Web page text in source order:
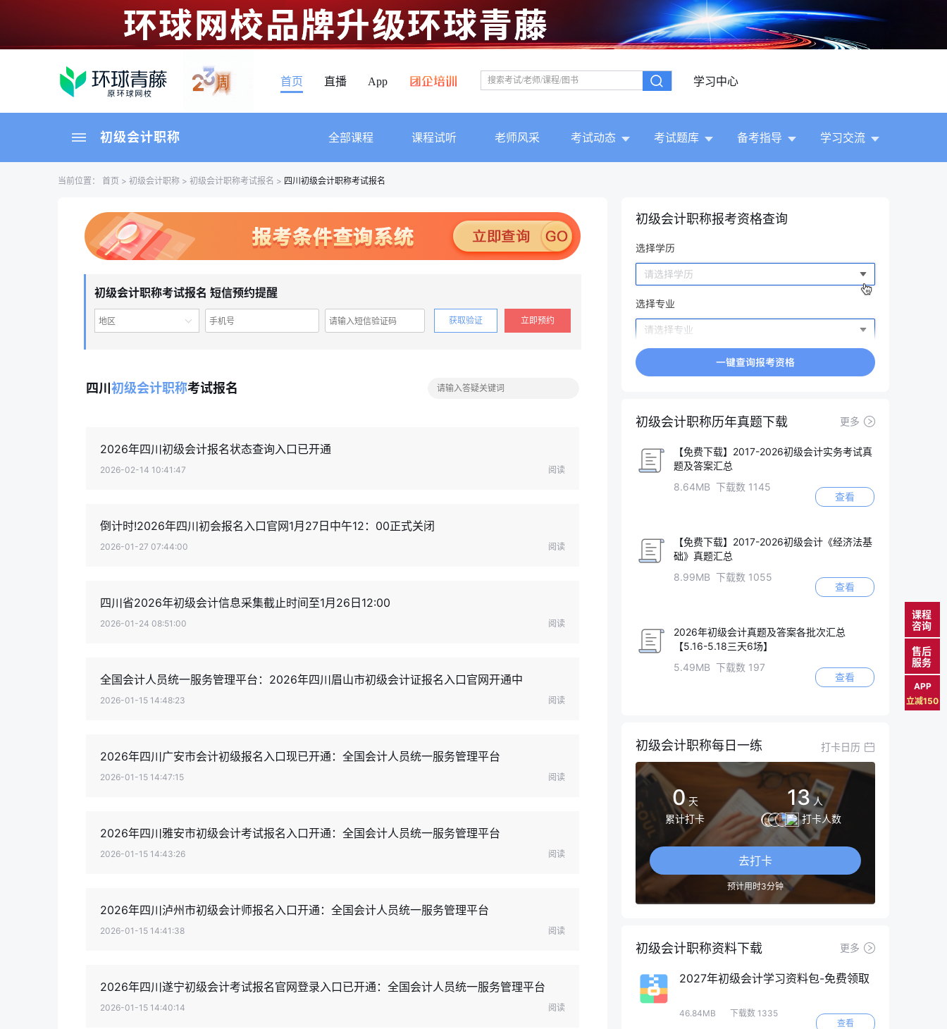
首页 直播 App 学习中心
初级会计职称 全部课程 课程试听 老师风采 考试动态 考试题库 备考指导 学习交流
当前位置： 首页 > 初级会计职称 > 初级会计职称考试报名 > 四川初级会计职称考试报名
初级会计职称考试报名 短信预约提醒
地区 获取验证 立即预约
四川 初级会计职称考试报名
2026年四川初级会计报名状态查询入口已开通
2026-02-14 10:41:47 阅读
倒计时!2026年四川初会报名入口官网1月27日中午12：00正式关闭
2026-01-27 07:44:00 阅读
四川省2026年初级会计信息采集截止时间至1月26日12:00
2026-01-24 08:51:00 阅读
全国会计人员统一服务管理平台：2026年四川眉山市初级会计证报名入口官网开通中
2026-01-15 14:48:23 阅读
2026年四川广安市会计初级报名入口现已开通：全国会计人员统一服务管理平台
2026-01-15 14:47:15 阅读
2026年四川雅安市初级会计考试报名入口开通：全国会计人员统一服务管理平台
2026-01-15 14:43:26 阅读
2026年四川泸州市初级会计师报名入口开通：全国会计人员统一服务管理平台
2026-01-15 14:41:38 阅读
2026年四川遂宁初级会计考试报名官网登录入口已开通：全国会计人员统一服务管理平台
2026-01-15 14:40:14 阅读
初级会计职称报考资格查询
初级会计职称历年真题下载 更多
【免费下载】2017-2026初级会计实务考试真
题及答案汇总
8.64MB 下载数 1145
查看
【免费下载】2017-2026初级会计《经济法基
础》真题汇总
8.99MB 下载数 1055
查看
2026年初级会计真题及答案各批次汇总
【5.16-5.18三天6场】
5.49MB 下载数 197
查看
初级会计职称每日一练 打卡日历
0 天
累计打卡
13 人
打卡人数
去打卡
预计用时3分钟
初级会计职称资料下载 更多
2027年初级会计学习资料包-免费领取
46.84MB
下载数 1335
查看
课程
咨询
售后
服务
APP
立减150